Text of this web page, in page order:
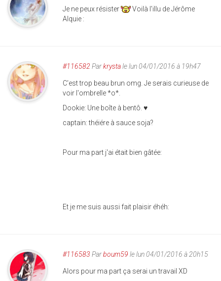
Je ne peux résister
Voilà l'illu de Jérôme
Alquie :
#116582 Parkrystale lun 04/01/2016 à 19h47
C'est trop beau brun omg. Je serais curieuse de
voir l'ombrelle *o*.
Dookie: Une boîte à bentô. ♥
captain: théiére à sauce soja?
Pour ma part j'ai était bien gâtée:
Et je me suis aussi fait plaisir éhéh:
#116583 Parboum59 le lun 04/01/2016 à 20h15
Alors pour ma part ça serai un travail XD